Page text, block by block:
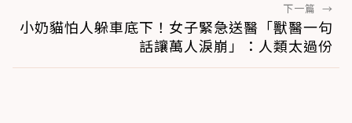
下一篇 →
小奶貓怕人躲車底下！女子緊急送醫「獸醫一句
話讓萬人淚崩」：人類太過份